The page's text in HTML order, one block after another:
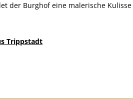
der Burghof eine malerische
Trippstadt